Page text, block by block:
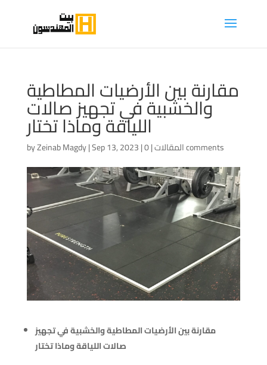
مقارنة بين الأرضيات المطاطية
والخشبية في تجهيز صالات
اللياقة وماذا تختار
byZeinab Magdy|Sep 13, 2023| المقالات| 0 comments
مقارنة بين الأرضيات المطاطية والخشبية في تجهيز
صالات اللياقة وماذا تختار